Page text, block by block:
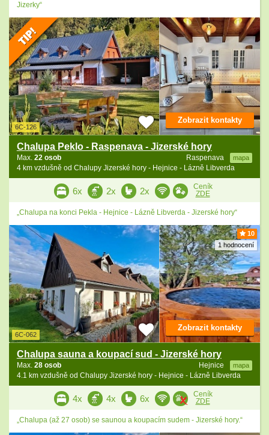
Jizerky“
6C-126
Chalupa Peklo - Raspenava - Jizerské hory
Raspenava mapa
Max. 22 osob
4 km vzdušně od Chalupy Jizerské hory - Hejnice - Lázně Libverda
Zobrazit kontakty
6x 2x 2x
Ceník
ZDE
„Chalupa na konci Pekla - Hejnice - Lázně Libverda - Jizerské hory“
10
1 hodnocení
6C-062
Chalupa sauna a koupací sud - Jizerské hory
Hejnice mapa
Max. 28 osob
4.1 km vzdušně od Chalupy Jizerské hory - Hejnice - Lázně Libverda
Zobrazit kontakty
4x 4x 6x
Ceník
ZDE
„Chalupa (až 27 osob) se saunou a koupacím sudem - Jizerské hory.“